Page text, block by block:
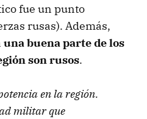
fue un punto
rusas). Además,
una buena parte de los
son rusos.
en la región.
militar que